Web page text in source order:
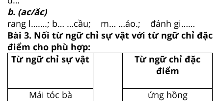
b. (ac/ăc)
rang l…….; b… …cầu; m… …áo.; đánh gi……
Bài 3. Nối từ ngữ chỉ sự vật với từ ngữ chỉ đặc
điểm cho phù hợp:
Từ ngữ chỉ sự vật
Từ ngữ chỉ đặc
điểm
Mái tóc bà ửng hồng